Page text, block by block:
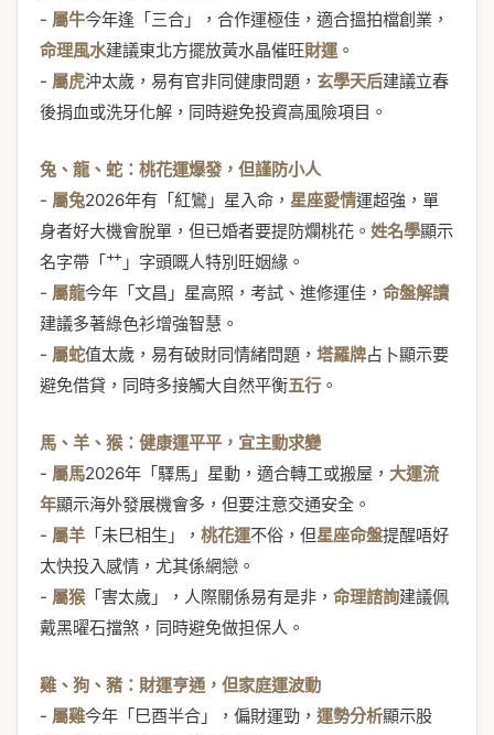
- 屬牛今年逢「三合」，合作運極佳，適合搵拍檔創業，
命理風水建議東北方擺放黃水晶催旺財運 。
- 屬虎沖太歲，易有官非同健康問題， 玄學天后建議立春
後捐血或洗牙化解，同時避免投資高風險項目。
兔、龍、蛇：桃花運爆發，但謹防小人
- 屬兔2026年有「紅鸞」星入命， 星座愛情運超強，單
身者好大機會脫單，但已婚者要提防爛桃花。 姓名學顯示
名字帶「艹」字頭嘅人特別旺姻緣。
- 屬龍今年「文昌」星高照，考試、進修運佳， 命盤解讀
建議多著綠色衫增強智慧。
- 屬蛇值太歲，易有破財同情緒問題， 塔羅牌占卜顯示要
避免借貸，同時多接觸大自然平衡五行 。
馬、羊、猴：健康運平平，宜主動求變
- 屬馬2026年「驛馬」星動，適合轉工或搬屋， 大運流
年顯示海外發展機會多，但要注意交通安全。
- 屬羊 「未巳相生」， 桃花運不俗，但星座命盤提醒唔好
太快投入感情，尤其係網戀。
- 屬猴 「害太歲」，人際關係易有是非， 命理諮詢建議佩
戴黑曜石擋煞，同時避免做担保人。
雞、狗、豬：財運亨通，但家庭運波動
- 屬雞今年「巳酉半合」，偏財運勁， 運勢分析顯示股